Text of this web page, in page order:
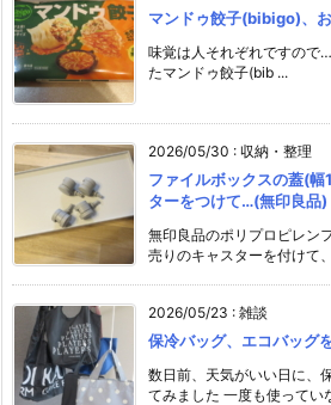
マンドゥ餃子(bibigo)、お
味覚は人それぞれですので
たマンドゥ餃子(bib ...
2026/05/30 : 収納・整理
ファイルボックスの蓋(
ターをつけて…(無印良品)
無印良品のポリプロピレン
売りのキャスターを付けて
2026/05/23 : 雑談
保冷バッグ、エコバッグ
数日前、天気がいい日に、
てみました 一度も使ってい